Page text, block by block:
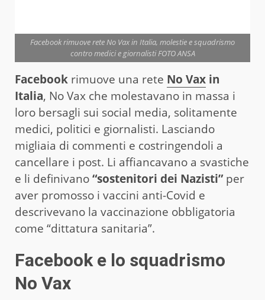
Facebook rimuove rete No Vax in Italia, molestie e squadrismo
contro medici e giornalisti FOTO ANSA
Facebook rimuove una rete No Vax in
Italia, No Vax che molestavano in massa i
loro bersagli sui social media, solitamente
medici, politici e giornalisti. Lasciando
migliaia di commenti e costringendoli a
cancellare i post. Li affiancavano a svastiche
e li definivano“sostenitori dei Nazisti” per
aver promosso i vaccini anti-Covid e
descrivevano la vaccinazione obbligatoria
come “dittatura sanitaria”.
Facebook e lo squadrismo
No Vax